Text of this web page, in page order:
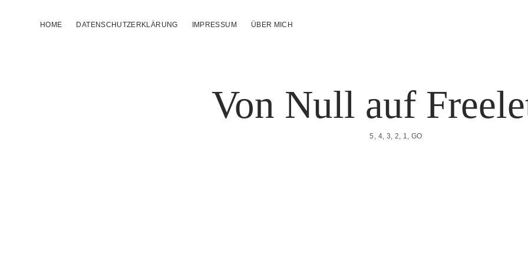
HOME DATENSCHUTZERKLÄRUNG IMPRESSUM ÜBER MICH
Von Null auf
5, 4, 3, 2, 1, GO